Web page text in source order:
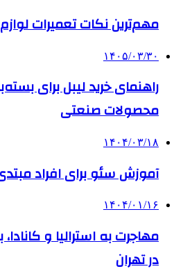
مهم‌ترین نکات تعمیرات
۱۴۰۵/۰۳/۳۰
راهنمای خرید لیبل برای
محصولات صنعتی
۱۴۰۴/۰۳/۱۸
آموزش سئو برای افراد
۱۴۰۴/۰۱/۱۶
مهاجرت به استرالیا و
در تهران